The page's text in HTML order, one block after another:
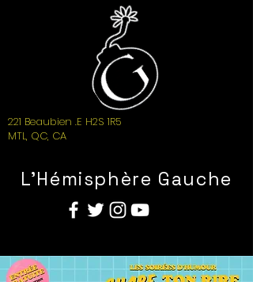
221 Beaubien .E H2S 1R5
MTL, QC, CA
L'Hémisphère Gauche